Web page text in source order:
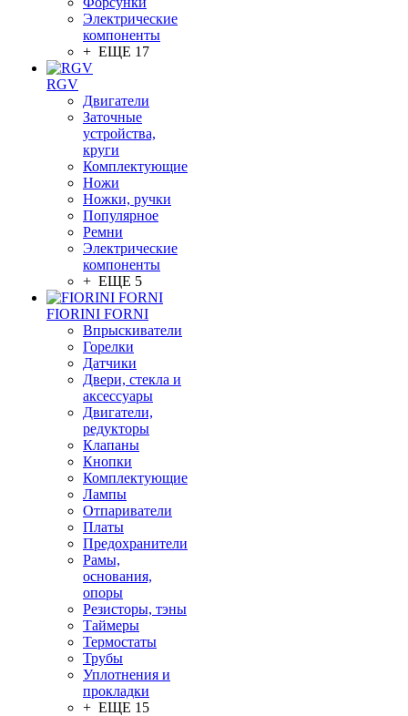
Электрические
компоненты
+ ЕЩЕ 17
RGV
Двигатели
Заточные
устройства,
круги
Комплектующие
Ножи
Ножки, ручки
Популярное
Ремни
Электрические
компоненты
+ ЕЩЕ 5
FIORINI FORNI
Впрыскиватели
Горелки
Датчики
Двери, стекла и
аксессуары
Двигатели,
редукторы
Клапаны
Кнопки
Комплектующие
Лампы
Отпариватели
Платы
Предохранители
Рамы,
основания,
опоры
Резисторы, тэны
Таймеры
Термостаты
Трубы
Уплотнения и
прокладки
+ ЕЩЕ 15